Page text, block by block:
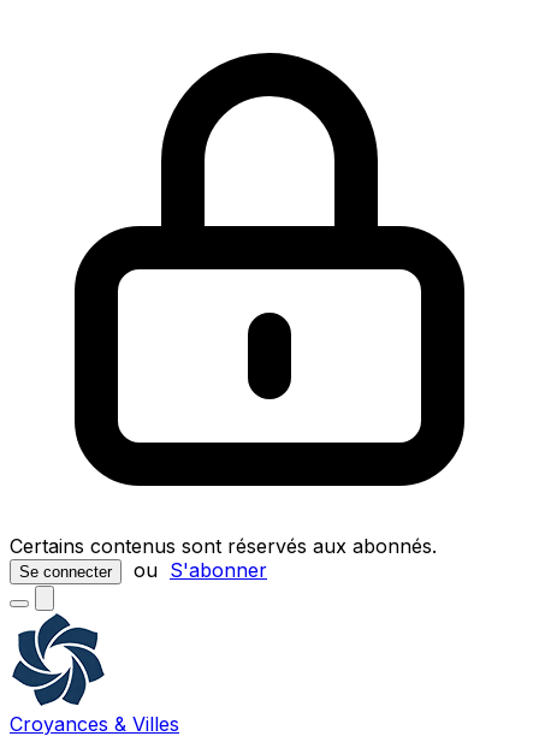
Certains contenus sont réservés aux abonnés.
Se connecter ou S'abonner
Croyances & Villes